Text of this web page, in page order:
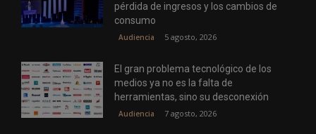
pérdida de ingresos y los cambios de
consumo
Audiencia 5 agosto, 2026
El gran problema tecnológico de los
medios ya no es la falta de
herramientas, sino su desconexión
Audiencia 7 agosto, 2026